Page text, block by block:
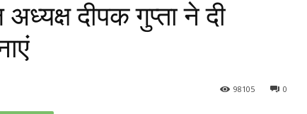
दीपक गुप्ता ने दी
0
98105